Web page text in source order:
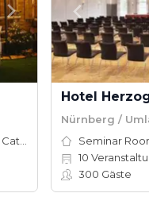
Hotel
Nürnberg /
Seminar
10
300 Gäste